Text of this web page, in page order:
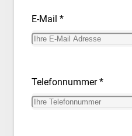
E-Mail *
Telefonnummer *